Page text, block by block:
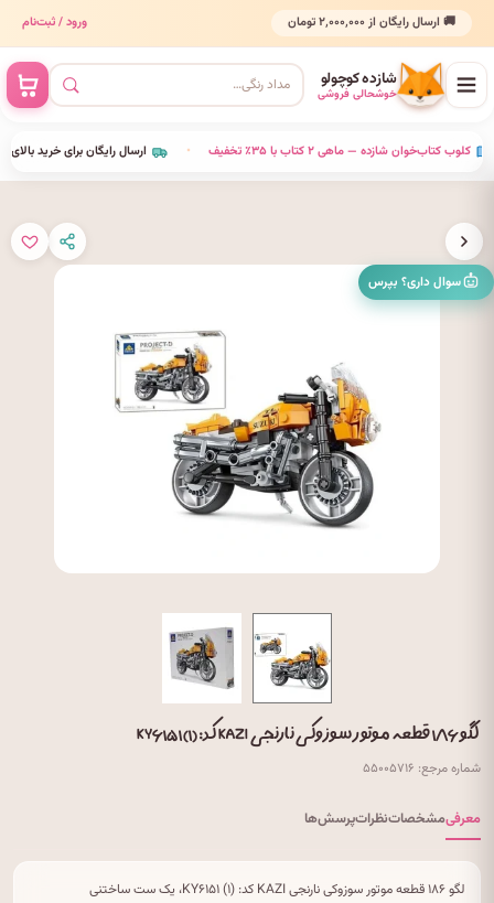
🚚 ارسال رایگان از ۲٬۰۰۰٬۰۰۰ تومان ورود / ثبت‌نام
شازده کوچولو
خوشحالی فروشی
ارسال رایگان برای خرید بالای کلوب کتاب‌خوان شازده — ماهی ۲ کتاب با ۳۵٪ تخفیف •
سوال داری؟ بپرس
لگو ۱۸۶ قطعه موتور سوزوکی نارنجی KAZI کد: (۱) KY۶۱۵۱
شماره مرجع: ۵۵۰۰۵۷۱۶
معرفیمشخصاتنظراتپرسش‌ها
لگو ۱۸۶ قطعه موتور سوزوکی نارنجی KAZI کد: (۱) KY۶۱۵۱، یک ست ساختنی